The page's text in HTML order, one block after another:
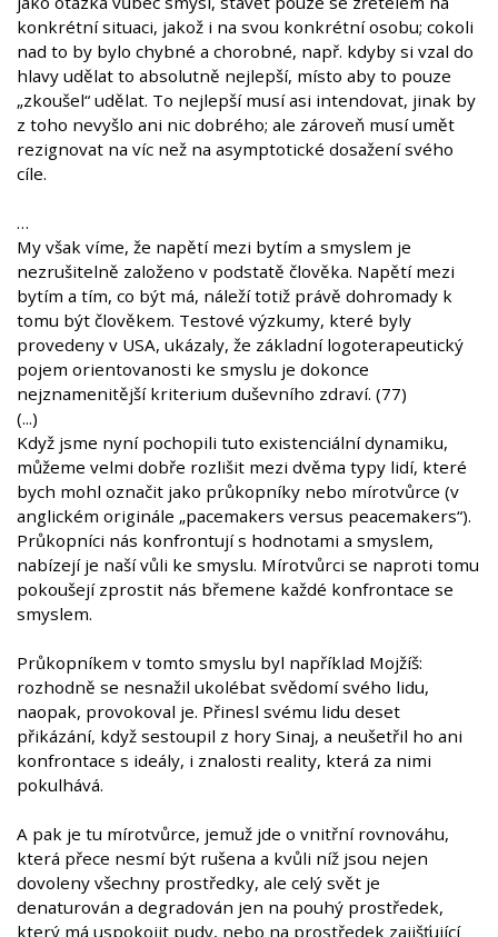
konkrétní situaci, jakož i na svou konkrétní osobu; cokoli
nad to by bylo chybné a chorobné, např. kdyby si vzal do
hlavy udělat to absolutně nejlepší, místo aby to pouze
„zkoušel“ udělat. To nejlepší musí asi intendovat, jinak by
z toho nevyšlo ani nic dobrého; ale zároveň musí umět
rezignovat na víc než na asymptotické dosažení svého
cíle.
…
My však víme, že napětí mezi bytím a smyslem je
nezrušitelně založeno v podstatě člověka. Napětí mezi
bytím a tím, co být má, náleží totiž právě dohromady k
tomu být člověkem. Testové výzkumy, které byly
provedeny v USA, ukázaly, že základní logoterapeutický
pojem orientovanosti ke smyslu je dokonce
nejznamenitější kriterium duševního zdraví. (77)
(...)
Když jsme nyní pochopili tuto existenciální dynamiku,
můžeme velmi dobře rozlišit mezi dvěma typy lidí, které
bych mohl označit jako průkopníky nebo mírotvůrce (v
anglickém originále „pacemakers versus peacemakers“).
Průkopníci nás konfrontují s hodnotami a smyslem,
nabízejí je naší vůli ke smyslu. Mírotvůrci se naproti tomu
pokoušejí zprostit nás břemene každé konfrontace se
smyslem.
Průkopníkem v tomto smyslu byl například Mojžíš:
rozhodně se nesnažil ukolébat svědomí svého lidu,
naopak, provokoval je. Přinesl svému lidu deset
přikázání, když sestoupil z hory Sinaj, a neušetřil ho ani
konfrontace s ideály, i znalosti reality, která za nimi
pokulhává.
A pak je tu mírotvůrce, jemuž jde o vnitřní rovnováhu,
která přece nesmí být rušena a kvůli níž jsou nejen
dovoleny všechny prostředky, ale celý svět je
denaturován a degradován jen na pouhý prostředek,
který má uspokojit pudy, nebo na prostředek zajišťující